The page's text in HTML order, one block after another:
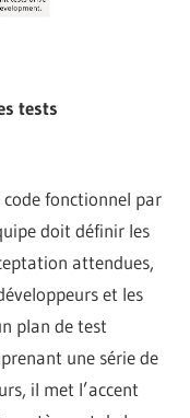
tests
fonctionnel par
doit définir les
attendues,
et les
plan de test
une série de
il met l’accent